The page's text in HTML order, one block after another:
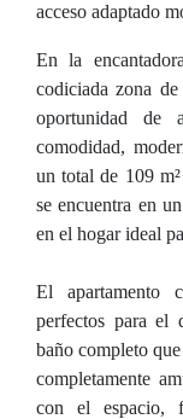
acceso adaptado
En la
codiciada zona
oportunidad de
comodidad,
un total de 109
se encuentra en
en el hogar ideal
El apartamento
perfectos para el
baño completo
completamente
con el espacio,